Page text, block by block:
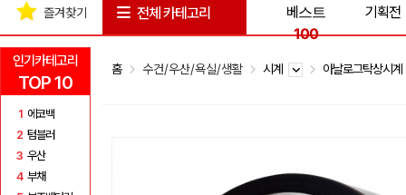
인기카테고리
TOP 10
1 에코백
2 텀블러
3 우산
4 부채
즐겨찾기 전체 카테고리
베스트
100
기획전
홈 수건/우산/욕실/생활 시계 아날로그탁상시